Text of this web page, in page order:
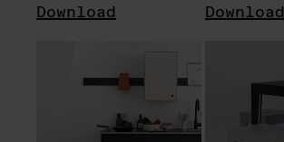
Download Download